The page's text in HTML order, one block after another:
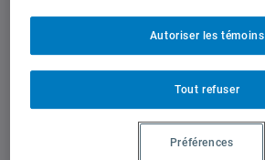
Tout refuser
Autoriser les témoins
Préférences